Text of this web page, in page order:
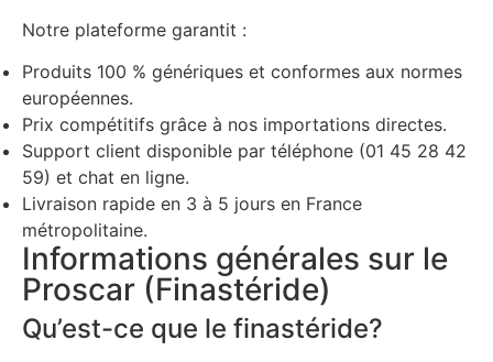
Notre plateforme garantit :
Produits 100 % génériques et conformes aux normes
européennes.
Prix compétitifs grâce à nos importations directes.
Support client disponible par téléphone (01 45 28 42
59) et chat en ligne.
Livraison rapide en 3 à 5 jours en France
métropolitaine.
Informations générales sur le
Proscar (Finastéride)
Qu’est-ce que le finastéride?